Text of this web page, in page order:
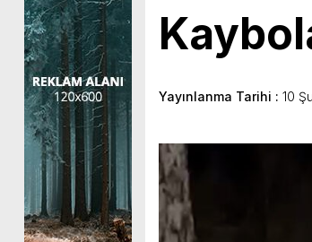
Yayınlanma Tarihi : 10